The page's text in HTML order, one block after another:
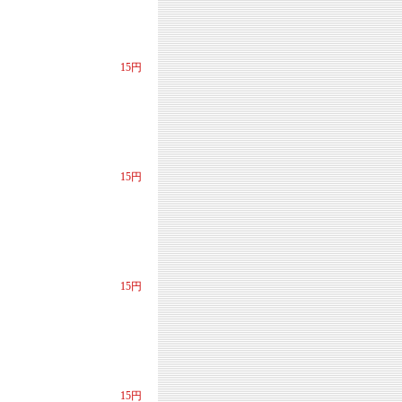
15円
15円
15円
15円